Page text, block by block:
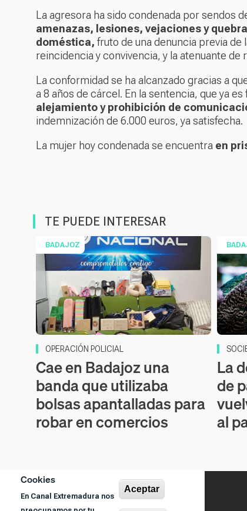
Cookies
En Canal Extremadura nos
Aceptar
La agresora ha sido condenada por sendos
amenazas, lesiones, vejaciones y
doméstica, fruto de una denuncia previa de
reincidencia y convivencia, y la atenuante de
La conformidad se ha alcanzado gracias a
a 8 años de cárcel. En la sentencia, que ya
alejamiento y prohibición de
indemnización de 6.000 euros, ya satisfecha.
La mujer hoy condenada se encuentra en
TE PUEDE INTERESAR
BADAJOZ
OPERACIÓN POLICIAL
Cae en Badajoz una
banda que utilizaba
bolsas apantalladas para
robar en comercios
La
de
al